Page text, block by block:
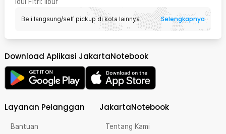
Beli langsung/self pickup di kota lainnya Selengkapnya
Download Aplikasi JakartaNotebook
Layanan Pelanggan
Bantuan
JakartaNotebook
Tentang Kami